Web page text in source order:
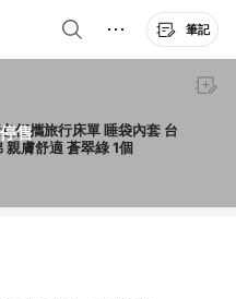
筆記
售
便攜旅行床單 睡袋內套 台
灣製造 100%純棉 親膚舒適 蒼翠綠 1個